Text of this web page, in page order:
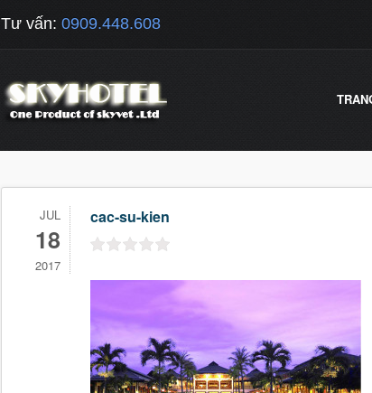
Tư vấn: 0909.448.608
JUL
18
2017
cac-su-kien